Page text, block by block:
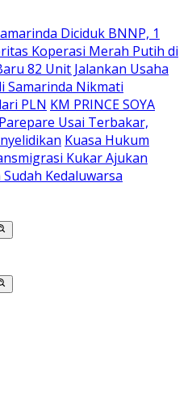
Diciduk BNNP, 1
Koperasi Merah Putih di
82 Unit Jalankan Usaha
Samarinda Nikmati
PLN KM PRINCE SOYA
Usai Terbakar,
Kuasa Hukum
Kukar Ajukan
Kedaluwarsa